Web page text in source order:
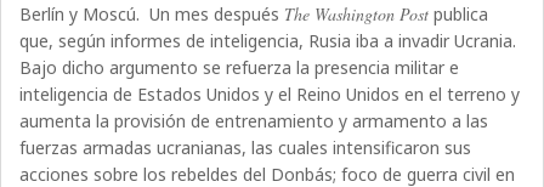
Berlín y Moscú. Un mes después The Washington Post publica
que, según informes de inteligencia, Rusia iba a invadir Ucrania.
Bajo dicho argumento se refuerza la presencia militar e
inteligencia de Estados Unidos y el Reino Unidos en el terreno y
aumenta la provisión de entrenamiento y armamento a las
fuerzas armadas ucranianas, las cuales intensificaron sus
acciones sobre los rebeldes del Donbás; foco de guerra civil en